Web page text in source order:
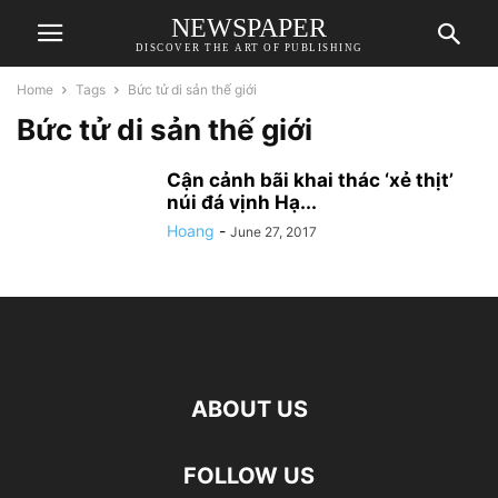
NEWSPAPER
DISCOVER THE ART OF PUBLISHING
Home Tags Bức tử di sản thế giới
Bức tử di sản thế giới
Cận cảnh bãi khai thác ‘xẻ thịt’
núi đá vịnh Hạ...
Hoang - June 27, 2017
ABOUT US
FOLLOW US